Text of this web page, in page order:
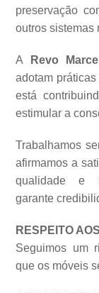
preservação
outros sistemas
A Revo
adotam
está
estimular a
Trabalhamos
afirmamos a
qualidade e
garante
RESPEITO
Seguimos um
que os móveis